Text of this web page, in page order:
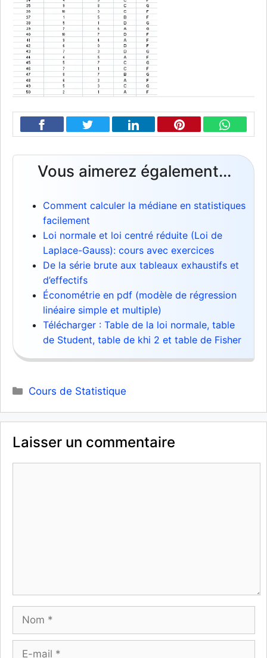
Vous aimerez également...
Comment calculer la médiane en statistiques
facilement
Loi normale et loi centré réduite (Loi de
Laplace-Gauss): cours avec exercices
De la série brute aux tableaux exhaustifs et
d’effectifs
Économétrie en pdf (modèle de régression
linéaire simple et multiple)
Télécharger : Table de la loi normale, table
de Student, table de khi 2 et table de Fisher
Catégories
Cours de Statistique
Laisser un commentaire
Nom